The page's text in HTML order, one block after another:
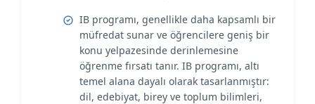
IB programı, genellikle daha kapsamlı bir
müfredat sunar ve öğrencilere geniş bir
konu yelpazesinde derinlemesine
öğrenme fırsatı tanır. IB programı, altı
temel alana dayalı olarak tasarlanmıştır:
dil, edebiyat, birey ve toplum bilimleri,